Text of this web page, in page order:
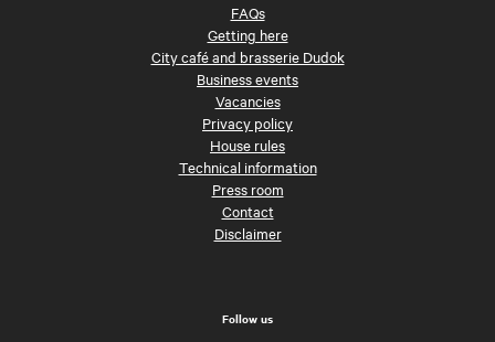
FAQs
Getting here
City café and brasserie Dudok
Business events
Vacancies
Privacy policy
House rules
Technical information
Press room
Contact
Disclaimer
Follow us